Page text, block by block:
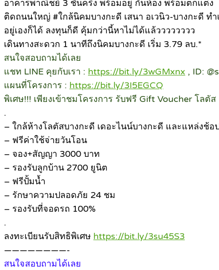
อาคารพาณิชย์ 3 ชั้นครึ่ง พร้อมอยู่ กั้นห้อง พร้อมตกแต่ง
ติดถนนใหญ่ #ใกล้นิคมบางกะดี เสนา อเวนิว-บางกะดี ทำ
อยู่เองก็ได้ ลงทุนก็ดี คุ้มกว่านี้หาไม่ได้แล้วววววววว
เดินทางสะดวก 1 นาทีถึงนิคมบางกะดี เริ่ม 3.79 ลบ.*
สนใจสอบถามได้เลย
แชท LINE คุยกับเรา : https://bit.ly/3wGMxnx , ID:
แผนที่โครงการ : https://bit.ly/3I5EGCQ
พิเศษ!!! เพียงเข้าชมโครงการ รับฟรี Gift Voucher โลตั
.
– ใกล้ห้างโลตัสบางกะดี เดอะไนน์บางกะดี และแหล่งช้อ
– ฟรีค่าใช้จ่ายวันโอน
– จอง+สัญญา 3000 บาท
– รองรับลูกบ้าน 2700 ยูนิต
– ฟรีปั้มน้ำ
– รักษาความปลอดภัย 24 ชม
– รองรับที่จอดรถ 100%
.
ลงทะเบียนรับสิทธิพิเศษ https://bit.ly/3su45S3
————————-
สนใจสอบถามได้เลย